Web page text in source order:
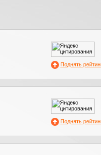
Поднять
Поднять